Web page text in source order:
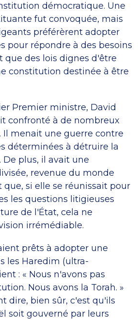
démocratique. Une
fut convoquée, mais
préférèrent adopter
pour répondre à des besoins
des lois dignes d'être
constitution destinée à être
Premier ministre, David
confronté à de nombreux
Il menait une guerre contre
déterminées à détruire la
De plus, il avait une
revenue du monde
que, si elle se réunissait pour
les questions litigieuses
de l'État, cela ne
irrémédiable.
prêts à adopter une
les Haredim (ultra-
: « Nous n'avons pas
Nous avons la Torah. »
dire, bien sûr, c'est qu'ils
soit gouverné par leurs